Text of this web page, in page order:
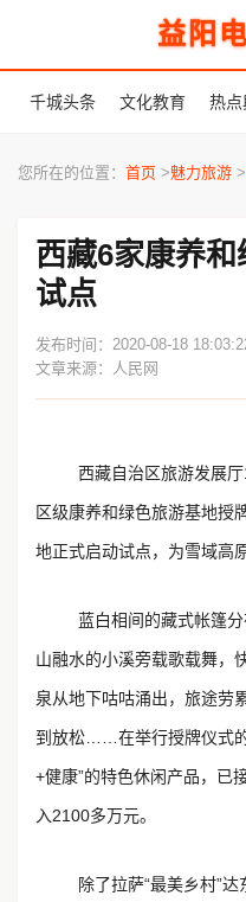
益阳
千城头条 文化教育 热点
您所在的位置： 首页 >魅力旅游
西藏6家康养
试点
发布时间：2020-08-18
文章来源：人民网
西藏自治区旅游发展
区级康养和绿色旅游基地授
地正式启动试点，为雪域高
蓝白相间的藏式帐篷
山融水的小溪旁载歌载舞，
泉从地下咕咕涌出，旅途劳
到放松……在举行授牌仪式
+健康”的特色休闲产品，已
入2100多万元。
除了拉萨“最美乡村”